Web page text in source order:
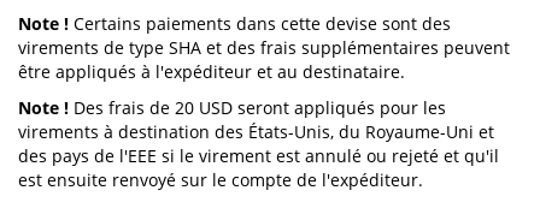
Note ! Certains paiements dans cette devise sont des
virements de type SHA et des frais supplémentaires peuvent
être appliqués à l'expéditeur et au destinataire.
Note ! Des frais de 20 USD seront appliqués pour les
virements à destination des États-Unis, du Royaume-Uni et
des pays de l'EEE si le virement est annulé ou rejeté et qu'il
est ensuite renvoyé sur le compte de l'expéditeur.